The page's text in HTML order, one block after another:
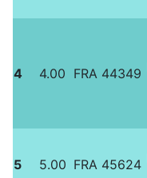
4 4.00 FRA 44349
5 5.00 FRA 45624